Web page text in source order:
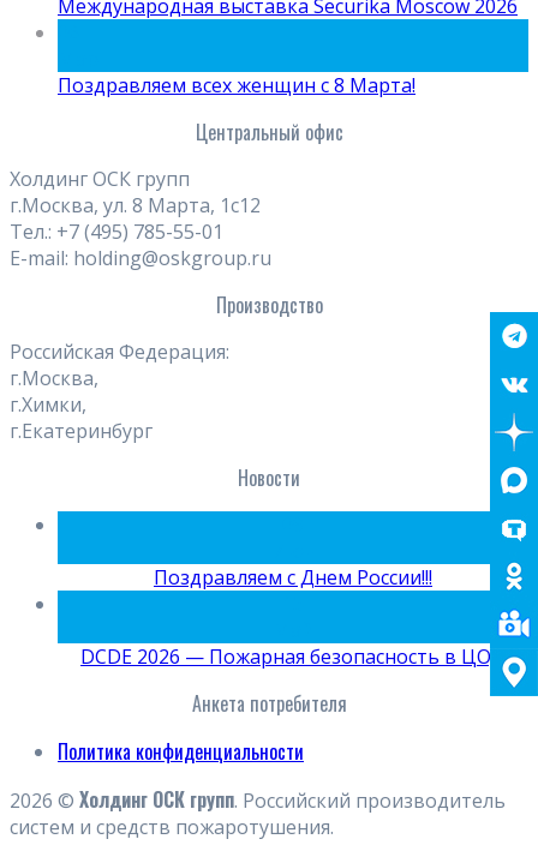
Международная выставка Securika Moscow 2026
Поздравляем всех женщин с 8 Марта!
Центральный офис
Холдинг ОСК групп
г.Москва, ул. 8 Марта, 1с12
Тел.: +7 (495) 785-55-01
E-mail: holding@oskgroup.ru
Производство
Российская Федерация:
г.Москва,
г.Химки,
г.Екатеринбург
Новости
Поздравляем с Днем России!!!
DCDE 2026 — Пожарная безопасность в ЦОД
Анкета потребителя
Политика конфиденциальности
2026 © Холдинг ОСК групп. Российский производитель
систем и средств пожаротушения.